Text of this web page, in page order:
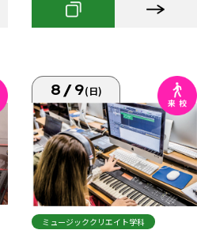
8/9(日)
ミュージッククリエイト学科